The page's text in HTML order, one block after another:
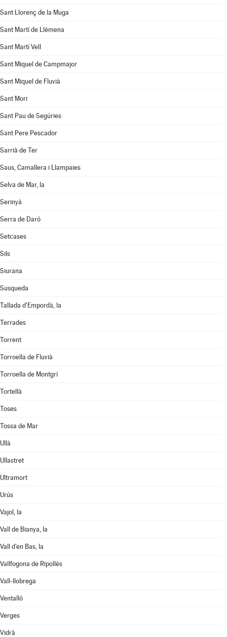
Sant Llorenç de la Muga
Sant Martí de Llémena
Sant Martí Vell
Sant Miquel de Campmajor
Sant Miquel de Fluvià
Sant Mori
Sant Pau de Segúries
Sant Pere Pescador
Sarrià de Ter
Saus, Camallera i Llampaies
Selva de Mar, la
Serinyà
Serra de Daró
Setcases
Sils
Siurana
Susqueda
Tallada d'Empordà, la
Terrades
Torrent
Torroella de Fluvià
Torroella de Montgrí
Tortellà
Toses
Tossa de Mar
Ullà
Ullastret
Ultramort
Urús
Vajol, la
Vall de Bianya, la
Vall d'en Bas, la
Vallfogona de Ripollès
Vall-llobrega
Ventalló
Verges
Vidrà